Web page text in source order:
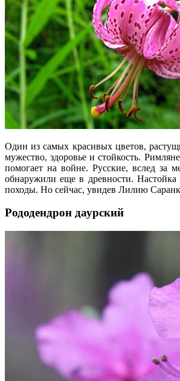
Один из самых красивых цветов,
мужество, здоровье и стойкость.
помогает на войне. Русские, вслед за
обнаружили еще в древности.
походы. Но сейчас, увидев Лилию
Рододендрон даурский